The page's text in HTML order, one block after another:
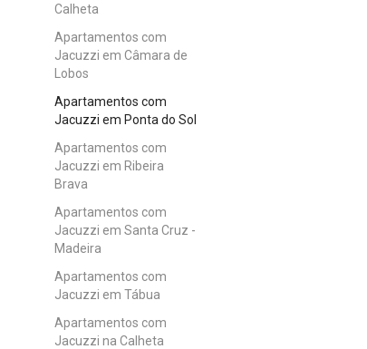
Calheta
Apartamentos com
Jacuzzi em Câmara de
Lobos
Apartamentos com
Jacuzzi em Ponta do Sol
Apartamentos com
Jacuzzi em Ribeira
Brava
Apartamentos com
Jacuzzi em Santa Cruz -
Madeira
Apartamentos com
Jacuzzi em Tábua
Apartamentos com
Jacuzzi na Calheta